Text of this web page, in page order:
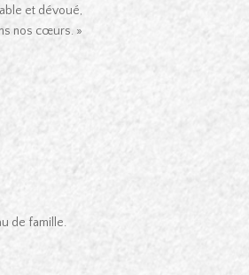
et dévoué,
nos cœurs. »
de famille.